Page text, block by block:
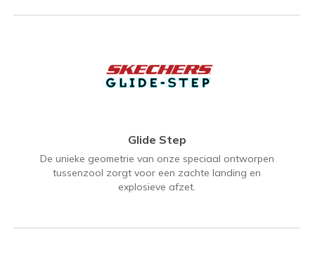
Glide Step
De unieke geometrie van onze speciaal ontworpen
tussenzool zorgt voor een zachte landing en
explosieve afzet.